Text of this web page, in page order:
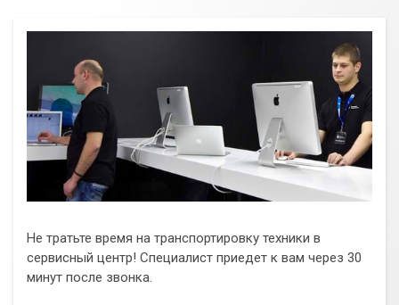
Не тратьте время на транспортировку техники в
сервисный центр! Специалист приедет к вам через 30
минут после звонка.